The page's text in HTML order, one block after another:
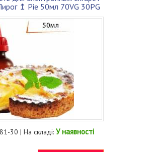
↥ Pie 50мл 70VG 30PG
30 | На складі: У наявності